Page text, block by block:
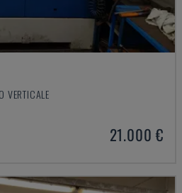
VERTICALE
21.000 €